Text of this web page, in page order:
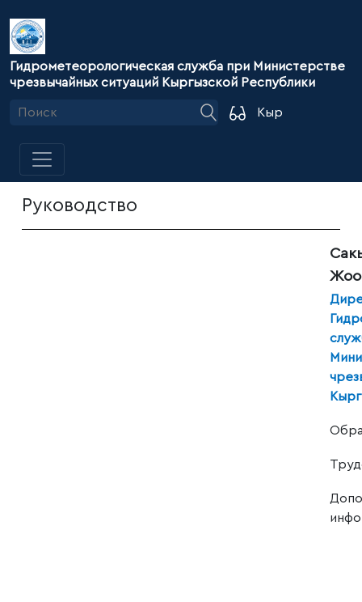
Гидрометеорологическая служба при Министерстве
чрезвычайных ситуаций Кыргызской Республики
Кыр
Руководство